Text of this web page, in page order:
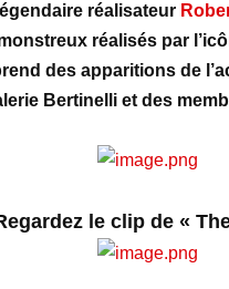
réalisateur
réalisés par
des apparitions de
Bertinelli et des
le clip de «